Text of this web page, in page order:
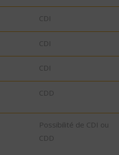
CDI
CDI
CDI
CDD
Possibilité de CDI ou
CDD